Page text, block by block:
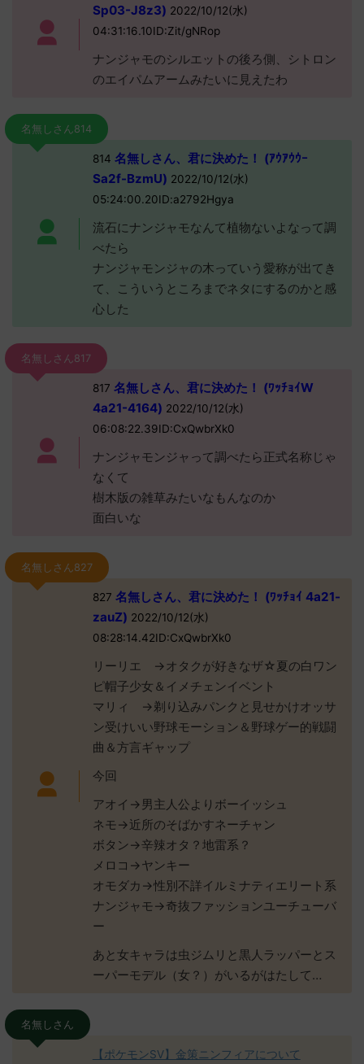
Sp03-J8z3) 2022/10/12(水)
04:31:16.10ID:Zit/gNRop
ナンジャモのシルエットの後ろ側、シトロン
のエイパムアームみたいに見えたわ
名無しさん814
814 名無しさん、君に決めた！ (ｱｳｱｳｳｰ
Sa2f-BzmU) 2022/10/12(水)
05:24:00.20ID:a2792Hgya
流石にナンジャモなんて植物ないよなって調
べたら
ナンジャモンジャの木っていう愛称が出てき
て、こういうところまでネタにするのかと感
心した
名無しさん817
817 名無しさん、君に決めた！ (ﾜｯﾁｮｲW
4a21-4164) 2022/10/12(水)
06:08:22.39ID:CxQwbrXk0
ナンジャモンジャって調べたら正式名称じゃ
なくて
樹木版の雑草みたいなもんなのか
面白いな
名無しさん827
827 名無しさん、君に決めた！ (ﾜｯﾁｮｲ 4a21-
zauZ) 2022/10/12(水)
08:28:14.42ID:CxQwbrXk0
リーリエ →オタクが好きなザ☆夏の白ワン
ピ帽子少女＆イメチェンイベント
マリィ →剃り込みパンクと見せかけオッサ
ン受けいい野球モーション＆野球ゲー的戦闘
曲＆方言ギャップ
今回
アオイ→男主人公よりボーイッシュ
ネモ→近所のそばかすネーチャン
ボタン→辛辣オタ？地雷系？
メロコ→ヤンキー
オモダカ→性別不詳イルミナティエリート系
ナンジャモ→奇抜ファッションユーチューバ
ー
あと女キャラは虫ジムリと黒人ラッパーとス
ーパーモデル（女？）がいるがはたして…
名無しさん
【ポケモンSV】金策ニンフィアについて